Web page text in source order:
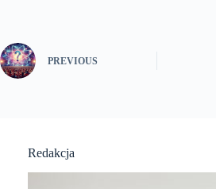
PREVIOUS
Redakcja